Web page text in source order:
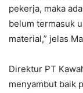
pekerja, maka
belum termasuk
material,” jelas
Direktur PT
menyambut baik